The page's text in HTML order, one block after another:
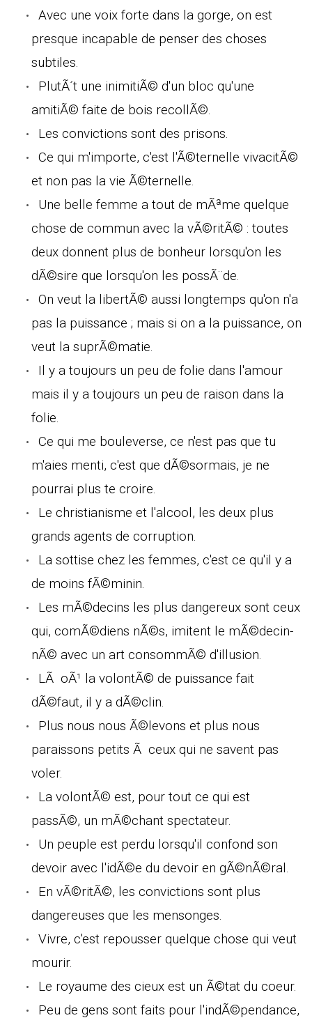
Avec une voix forte dans la gorge, on est
presque incapable de penser des choses
subtiles.
PlutÃ´t une inimitiÃ© d'un bloc qu'une
amitiÃ© faite de bois recollÃ©.
Les convictions sont des prisons.
Ce qui m'importe, c'est l'Ã©ternelle vivacitÃ©
et non pas la vie Ã©ternelle.
Une belle femme a tout de mÃªme quelque
chose de commun avec la vÃ©ritÃ© : toutes
deux donnent plus de bonheur lorsqu'on les
dÃ©sire que lorsqu'on les possÃ¨de.
On veut la libertÃ© aussi longtemps qu'on n'a
pas la puissance ; mais si on a la puissance, on
veut la suprÃ©matie.
Il y a toujours un peu de folie dans l'amour
mais il y a toujours un peu de raison dans la
folie.
Ce qui me bouleverse, ce n'est pas que tu
m'aies menti, c'est que dÃ©sormais, je ne
pourrai plus te croire.
Le christianisme et l'alcool, les deux plus
grands agents de corruption.
La sottise chez les femmes, c'est ce qu'il y a
de moins fÃ©minin.
Les mÃ©decins les plus dangereux sont ceux
qui, comÃ©diens nÃ©s, imitent le mÃ©decin-
nÃ© avec un art consommÃ© d'illusion.
LÃ oÃ¹ la volontÃ© de puissance fait
dÃ©faut, il y a dÃ©clin.
Plus nous nous Ã©levons et plus nous
paraissons petits Ã ceux qui ne savent pas
voler.
La volontÃ© est, pour tout ce qui est
passÃ©, un mÃ©chant spectateur.
Un peuple est perdu lorsqu'il confond son
devoir avec l'idÃ©e du devoir en gÃ©nÃ©ral.
En vÃ©ritÃ©, les convictions sont plus
dangereuses que les mensonges.
Vivre, c'est repousser quelque chose qui veut
mourir.
Le royaume des cieux est un Ã©tat du coeur.
Peu de gens sont faits pour l'indÃ©pendance,